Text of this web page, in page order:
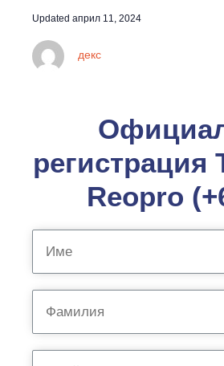
Updated април 11, 2024
декс
регистрация
Reopro